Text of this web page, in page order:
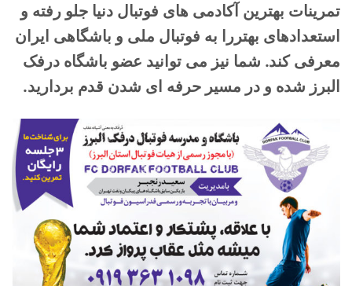
تمرینات بهترین آکادمی های فوتبال دنیا جلو رفته و
استعدادهای بهتررا به فوتبال ملی و باشگاهی ایران
معرفی کند. شما نیز می توانید عضو باشگاه درفک
البرز شده و در مسیر حرفه ای شدن قدم بردارید.